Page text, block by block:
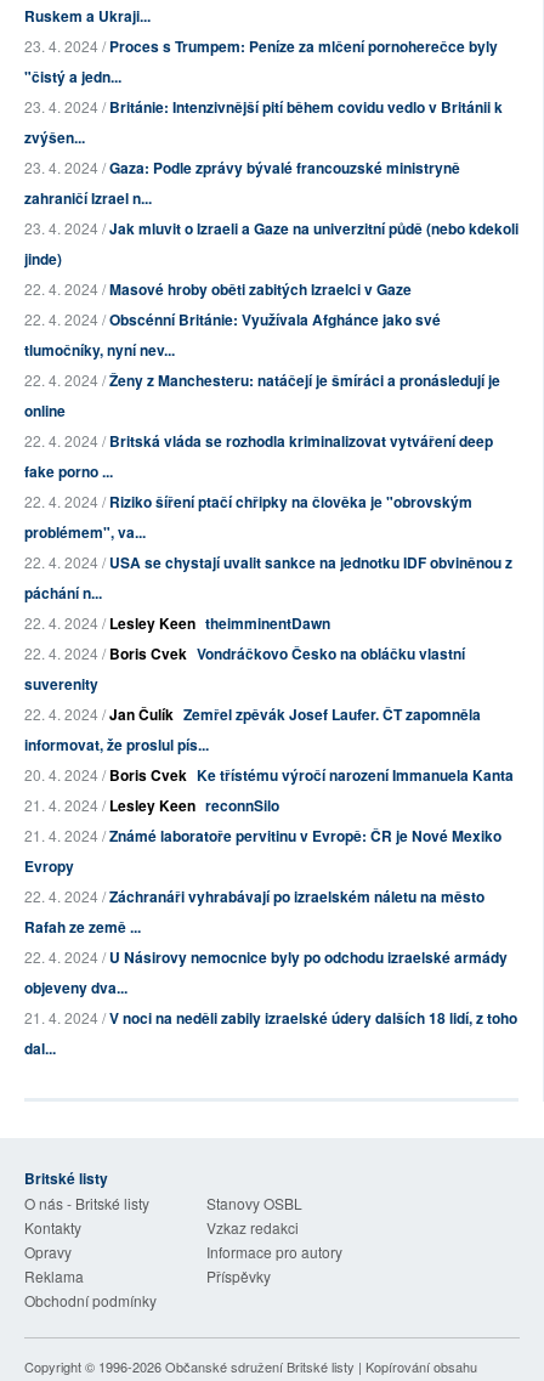
Ruskem a Ukraji...
23. 4. 2024 /Proces s Trumpem: Peníze za mlčení pornoherečce byly
"čistý a jedn...
23. 4. 2024 /Británie: Intenzivnější pití během covidu vedlo v Británii k
zvýšen...
23. 4. 2024 /Gaza: Podle zprávy bývalé francouzské ministryně
zahraničí Izrael n...
23. 4. 2024 /Jak mluvit o Izraeli a Gaze na univerzitní půdě (nebo kdekoli
jinde)
22. 4. 2024 /Masové hroby oběti zabitých Izraelci v Gaze
22. 4. 2024 /Obscénní Británie: Využívala Afghánce jako své
tlumočníky, nyní nev...
22. 4. 2024 /Ženy z Manchesteru: natáčejí je šmíráci a pronásledují je
online
22. 4. 2024 /Britská vláda se rozhodla kriminalizovat vytváření deep
fake porno ...
22. 4. 2024 /Riziko šíření ptačí chřipky na člověka je "obrovským
problémem", va...
22. 4. 2024 /USA se chystají uvalit sankce na jednotku IDF obviněnou z
páchání n...
22. 4. 2024 /Lesley Keen theimminentDawn
22. 4. 2024 /Boris Cvek Vondráčkovo Česko na obláčku vlastní
suverenity
22. 4. 2024 /Jan Čulík Zemřel zpěvák Josef Laufer. ČT zapomněla
informovat, že proslul pís...
20. 4. 2024 /Boris Cvek Ke třístému výročí narození Immanuela Kanta
21. 4. 2024 /Lesley Keen reconnSilo
21. 4. 2024 /Známé laboratoře pervitinu v Evropě: ČR je Nové Mexiko
Evropy
22. 4. 2024 /Záchranáři vyhrabávají po izraelském náletu na město
Rafah ze země ...
22. 4. 2024 /U Násirovy nemocnice byly po odchodu izraelské armády
objeveny dva...
21. 4. 2024 /V noci na neděli zabily izraelské údery dalších 18 lidí, z toho
dal...
Britské listy
O nás - Britské listy
Stanovy OSBL
Kontakty
Vzkaz redakci
Opravy
Informace pro autory
Reklama
Příspěvky
Obchodní podmínky
Copyright © 1996-2026Občanské sdružení Britské listy | Kopírování obsahu